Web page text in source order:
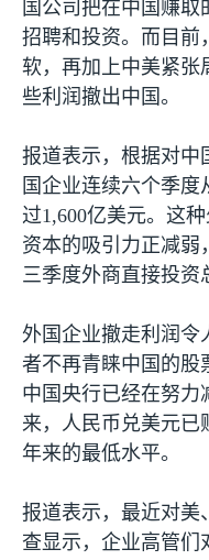
国公司把在中国赚
招聘和投资。而目前
软，再加上中美紧张
些利润撤出中国。
报道表示，根据对中
国企业连续六个季
过1,600亿美元。这
资本的吸引力正减弱
三季度外商直接投资
外国企业撤走利润令
者不再青睐中国的股
中国央行已经在努力
来，人民币兑美元已
年来的最低水平。
报道表示，最近对美
查显示，企业高管们